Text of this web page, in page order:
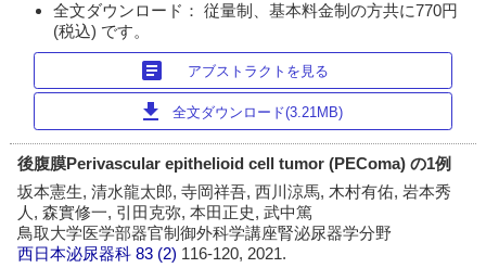
全文ダウンロード： 従量制、基本料金制の方共に770円
(税込) です。
article アブストラクトを見る
download 全文ダウンロード(3.21MB)
後腹膜Perivascular epithelioid cell tumor (PEComa) の1例
坂本憲生, 清水龍太郎, 寺岡祥吾, 西川涼馬, 木村有佑, 岩本秀
人, 森實修一, 引田克弥, 本田正史, 武中篤
鳥取大学医学部器官制御外科学講座腎泌尿器学分野
西日本泌尿器科 83 (2) 116-120, 2021.